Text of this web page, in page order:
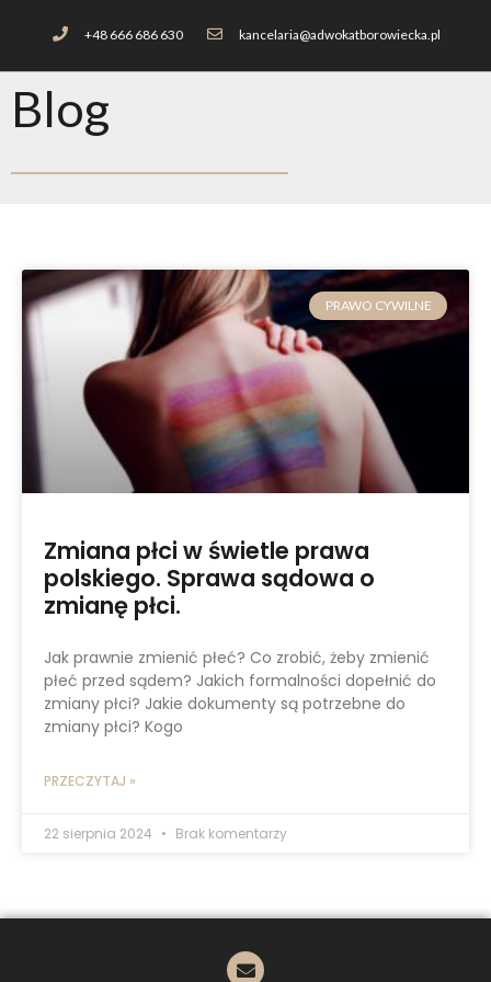
+48 666 686 630 kancelaria@adwokatborowiecka.pl
Blog
PRAWO CYWILNE
Zmiana płci w świetle prawa
polskiego. Sprawa sądowa o
zmianę płci.
Jak prawnie zmienić płeć? Co zrobić, żeby zmienić
płeć przed sądem? Jakich formalności dopełnić do
zmiany płci? Jakie dokumenty są potrzebne do
zmiany płci? Kogo
PRZECZYTAJ »
22 sierpnia 2024 Brak komentarzy